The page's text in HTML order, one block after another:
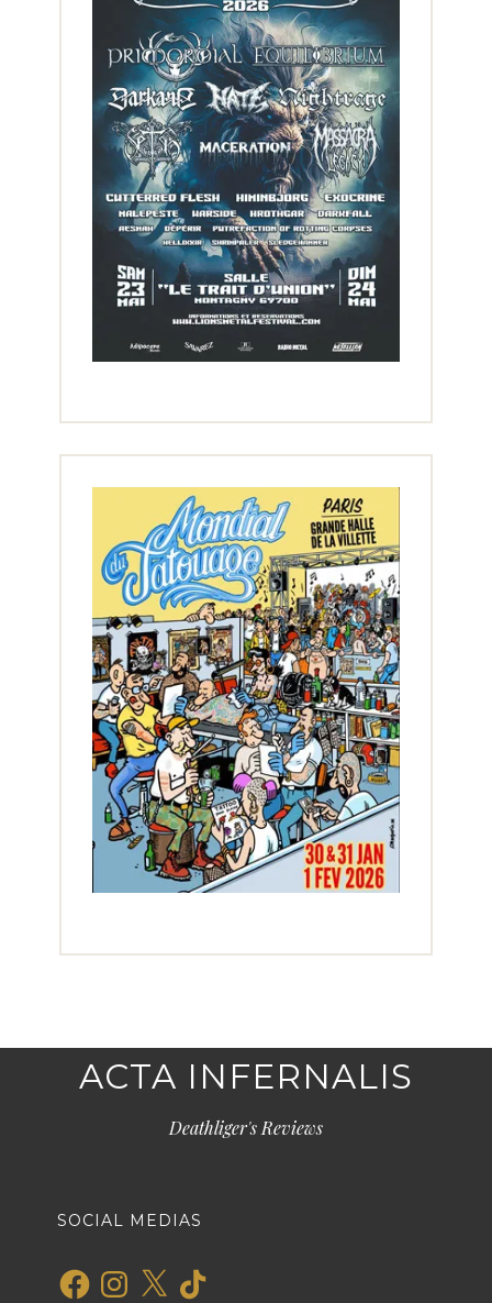
ACTA INFERNALIS
Deathliger's Reviews
SOCIAL MEDIAS
FacebookInstagram
X TikTok